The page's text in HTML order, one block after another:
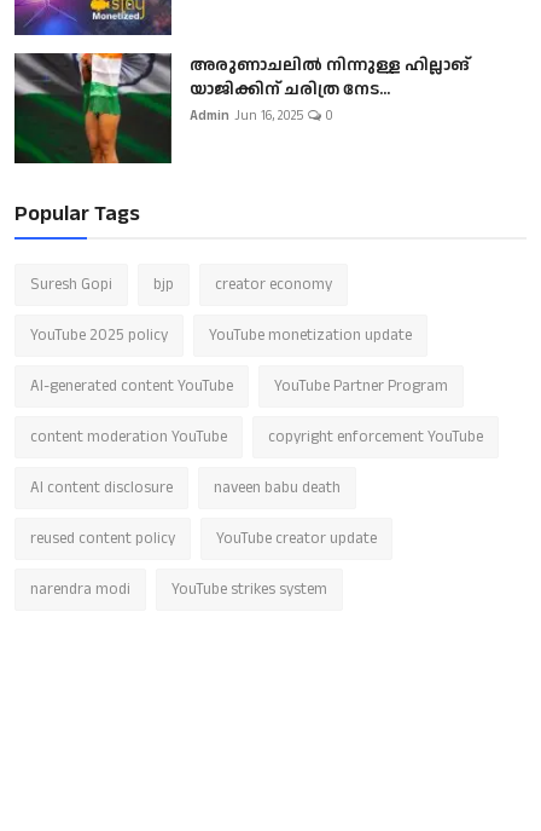
അരുണാചലിൽ നിന്നുള്ള ഹില്ലാങ്
യാജിക്കിന് ചരിത്ര നേട...
Admin Jun 16, 2025 0
Popular Tags
Suresh Gopi bjp creator economy
YouTube 2025 policy YouTube monetization update
AI-generated content YouTube YouTube Partner Program
content moderation YouTube copyright enforcement YouTube
AI content disclosure naveen babu death
reused content policy YouTube creator update
narendra modi YouTube strikes system